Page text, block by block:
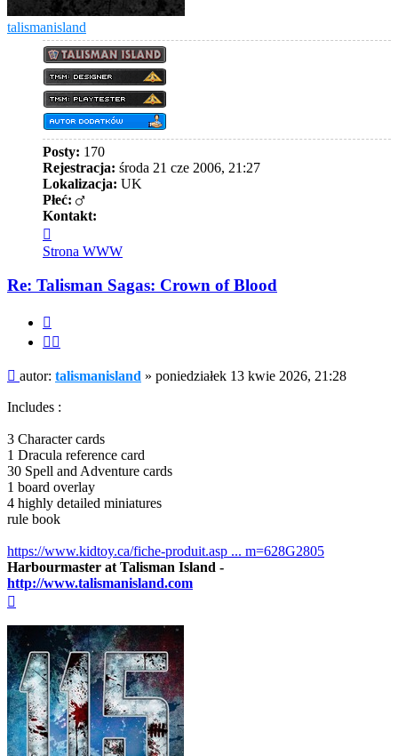
talismanisland
Posty: 170
Rejestracja: środa 21 cze 2006, 21:27
Lokalizacja: UK
Płeć:
Kontakt:
się
z
talismanisland
Strona WWW
Re: Talisman Sagas: Crown of Blood
Post
autor: talismanisland » poniedziałek 13 kwie 2026, 21:28
Includes :
3 Character cards
1 Dracula reference card
30 Spell and Adventure cards
1 board overlay
4 highly detailed miniatures
rule book
https://www.kidtoy.ca/fiche-produit.asp ... m=628G2805
Harbourmaster at Talisman Island -
http://www.talismanisland.com